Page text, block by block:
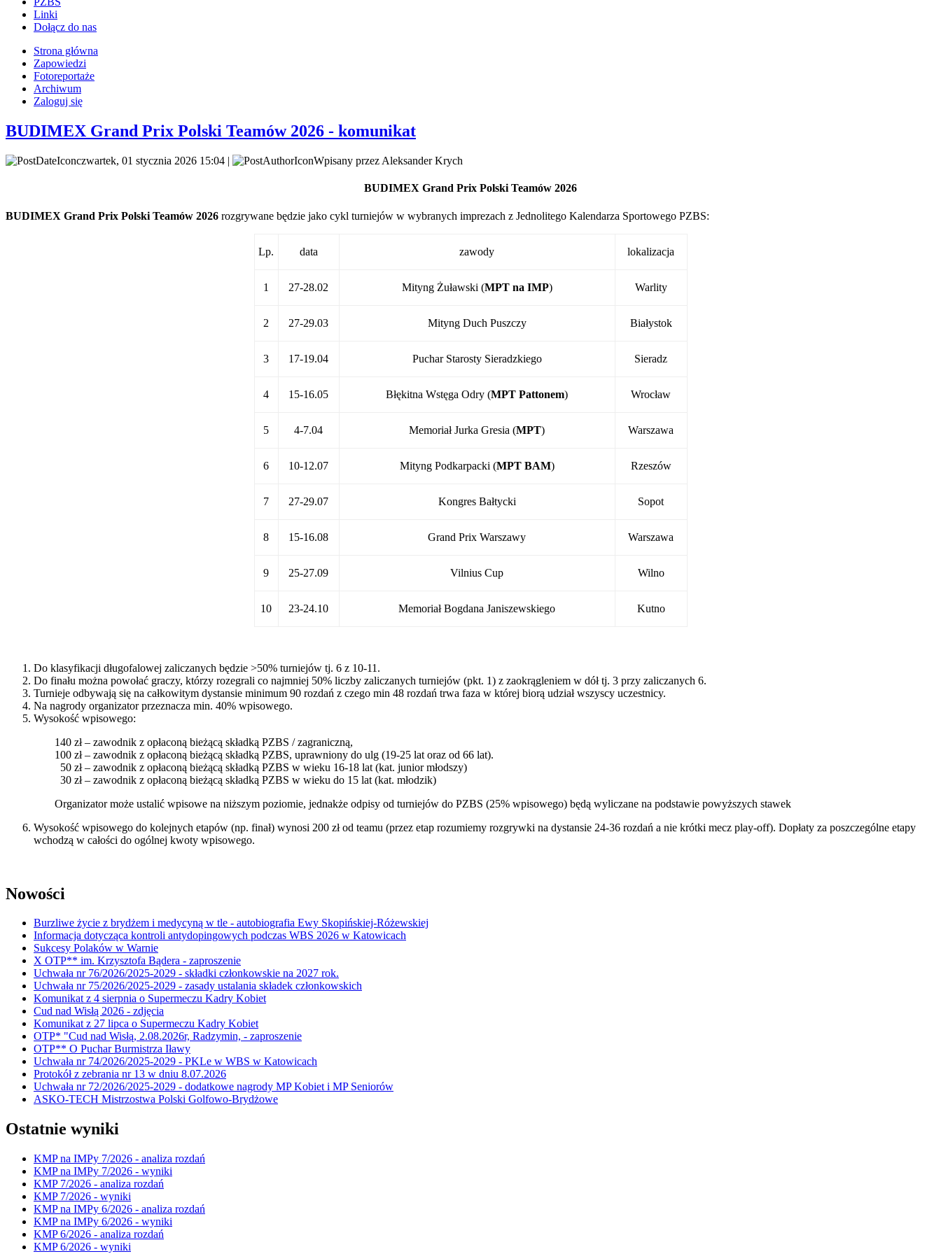
Linki
Dołącz do nas
Strona główna
Zapowiedzi
Fotoreportaże
Archiwum
Zaloguj się
BUDIMEX Grand Prix Polski Teamów 2026 - komunikat
czwartek, 01 stycznia 2026 15:04 | Wpisany przez Aleksander Krych
BUDIMEX Grand Prix Polski Teamów 2026
BUDIMEX Grand Prix Polski Teamów 2026 rozgrywane będzie jako cykl turniejów w wybranych imprezach z Jednolitego Kalendarza Sportowego PZBS:
Lp. data zawody lokalizacja
1 27-28.02 Mityng Żuławski (MPT na IMP) Warlity
2 27-29.03 Mityng Duch Puszczy Białystok
3 17-19.04 Puchar Starosty Sieradzkiego Sieradz
4 15-16.05 Błękitna Wstęga Odry (MPT Pattonem) Wrocław
5 4-7.04 Memoriał Jurka Gresia (MPT) Warszawa
6 10-12.07 Mityng Podkarpacki (MPT BAM) Rzeszów
7 27-29.07 Kongres Bałtycki Sopot
8 15-16.08 Grand Prix Warszawy Warszawa
9 25-27.09 Vilnius Cup Wilno
10 23-24.10 Memoriał Bogdana Janiszewskiego Kutno
Do klasyfikacji długofalowej zaliczanych będzie >50% turniejów tj. 6 z 10-11.
Do finału można powołać graczy, którzy rozegrali co najmniej 50% liczby zaliczanych turniejów (pkt. 1) z zaokrągleniem w dół tj. 3 przy zaliczanych 6.
Turnieje odbywają się na całkowitym dystansie minimum 90 rozdań z czego min 48 rozdań trwa faza w której biorą udział wszyscy uczestnicy.
Na nagrody organizator przeznacza min. 40% wpisowego.
Wysokość wpisowego:
140 zł – zawodnik z opłaconą bieżącą składką PZBS / zagraniczną,
100 zł – zawodnik z opłaconą bieżącą składką PZBS, uprawniony do ulg (19-25 lat oraz od 66 lat).
50 zł – zawodnik z opłaconą bieżącą składką PZBS w wieku 16-18 lat (kat. junior młodszy)
30 zł – zawodnik z opłaconą bieżącą składką PZBS w wieku do 15 lat (kat. młodzik)
Organizator może ustalić wpisowe na niższym poziomie, jednakże odpisy od turniejów do PZBS (25% wpisowego) będą wyliczane na podstawie powyższych stawek
Wysokość wpisowego do kolejnych etapów (np. finał) wynosi 200 zł od teamu (przez etap rozumiemy rozgrywki na dystansie 24-36 rozdań a nie krótki mecz play-off). Dopłaty za poszczególne etapy
wchodzą w całości do ogólnej kwoty wpisowego.
Nowości
Burzliwe życie z brydżem i medycyną w tle - autobiografia Ewy Skopińskiej-Różewskiej
Informacja dotycząca kontroli antydopingowych podczas WBS 2026 w Katowicach
Sukcesy Polaków w Warnie
X OTP** im. Krzysztofa Bądera - zaproszenie
Uchwała nr 76/2026/2025-2029 - składki członkowskie na 2027 rok.
Uchwała nr 75/2026/2025-2029 - zasady ustalania składek członkowskich
Komunikat z 4 sierpnia o Supermeczu Kadry Kobiet
Cud nad Wisłą 2026 - zdjęcia
Komunikat z 27 lipca o Supermeczu Kadry Kobiet
OTP* "Cud nad Wisłą, 2.08.2026r, Radzymin, - zaproszenie
OTP** O Puchar Burmistrza Iławy
Uchwała nr 74/2026/2025-2029 - PKLe w WBS w Katowicach
Protokół z zebrania nr 13 w dniu 8.07.2026
Uchwała nr 72/2026/2025-2029 - dodatkowe nagrody MP Kobiet i MP Seniorów
ASKO-TECH Mistrzostwa Polski Golfowo-Brydżowe
Ostatnie wyniki
KMP na IMPy 7/2026 - analiza rozdań
KMP na IMPy 7/2026 - wyniki
KMP 7/2026 - analiza rozdań
KMP 7/2026 - wyniki
KMP na IMPy 6/2026 - analiza rozdań
KMP na IMPy 6/2026 - wyniki
KMP 6/2026 - analiza rozdań
KMP 6/2026 - wyniki